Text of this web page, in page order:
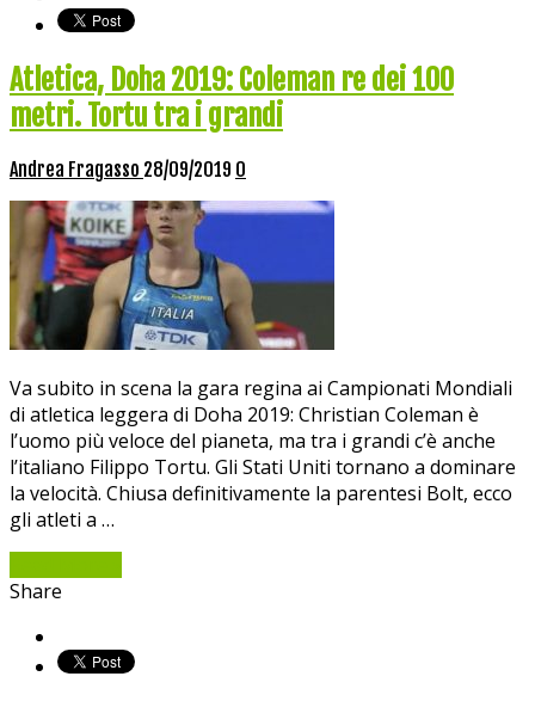
Atletica, Doha 2019: Coleman re dei 100
metri. Tortu tra i grandi
Andrea Fragasso 28/09/2019 0
Va subito in scena la gara regina ai Campionati Mondiali
di atletica leggera di Doha 2019: Christian Coleman è
l’uomo più veloce del pianeta, ma tra i grandi c’è anche
l’italiano Filippo Tortu. Gli Stati Uniti tornano a dominare
la velocità. Chiusa definitivamente la parentesi Bolt, ecco
gli atleti a …
Share